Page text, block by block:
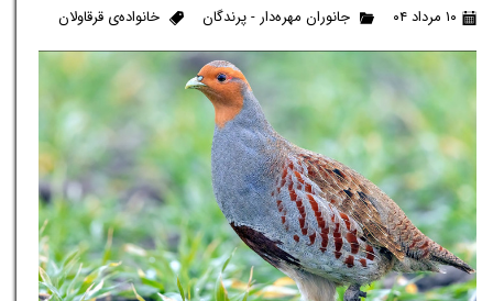
۱۰ مرداد ۰۴ جانوران مهره‌دار - پرندگان خانواده‌ی قرقاولان